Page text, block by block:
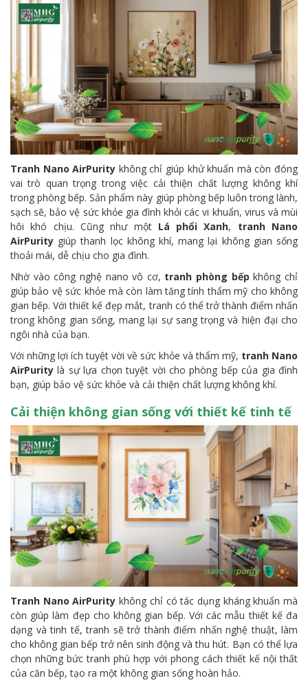
Tranh Nano AirPurity không chỉ giúp khử khuẩn mà còn đóng
vai trò quan trọng trong việc cải thiện chất lượng không khí
trong phòng bếp. Sản phẩm này giúp phòng bếp luôn trong lành,
sạch sẽ, bảo vệ sức khỏe gia đình khỏi các vi khuẩn, virus và mùi
hôi khó chịu. Cũng như một Lá phổi Xanh, tranh Nano
AirPurity giúp thanh lọc không khí, mang lại không gian sống
thoải mái, dễ chịu cho gia đình.
Nhờ vào công nghệ nano vô cơ, tranh phòng bếp không chỉ
giúp bảo vệ sức khỏe mà còn làm tăng tính thẩm mỹ cho không
gian bếp. Với thiết kế đẹp mắt, tranh có thể trở thành điểm nhấn
trong không gian sống, mang lại sự sang trọng và hiện đại cho
ngôi nhà của bạn.
Với những lợi ích tuyệt vời về sức khỏe và thẩm mỹ, tranh Nano
AirPurity là sự lựa chọn tuyệt vời cho phòng bếp của gia đình
bạn, giúp bảo vệ sức khỏe và cải thiện chất lượng không khí.
Cải thiện không gian sống với thiết kế tinh tế
Tranh Nano AirPurity không chỉ có tác dụng kháng khuẩn mà
còn giúp làm đẹp cho không gian bếp. Với các mẫu thiết kế đa
dạng và tinh tế, tranh sẽ trở thành điểm nhấn nghệ thuật, làm
cho không gian bếp trở nên sinh động và thu hút. Bạn có thể lựa
chọn những bức tranh phù hợp với phong cách thiết kế nội thất
của căn bếp, tạo ra một không gian sống hoàn hảo.